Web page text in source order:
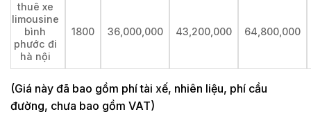
thuê xe
limousine
bình
phước đi
hà nội
1800 36,000,000 43,200,000 64,800,000
(Giá này đã bao gồm phí tài xế, nhiên liệu, phí cầu
đường, chưa bao gồm VAT)